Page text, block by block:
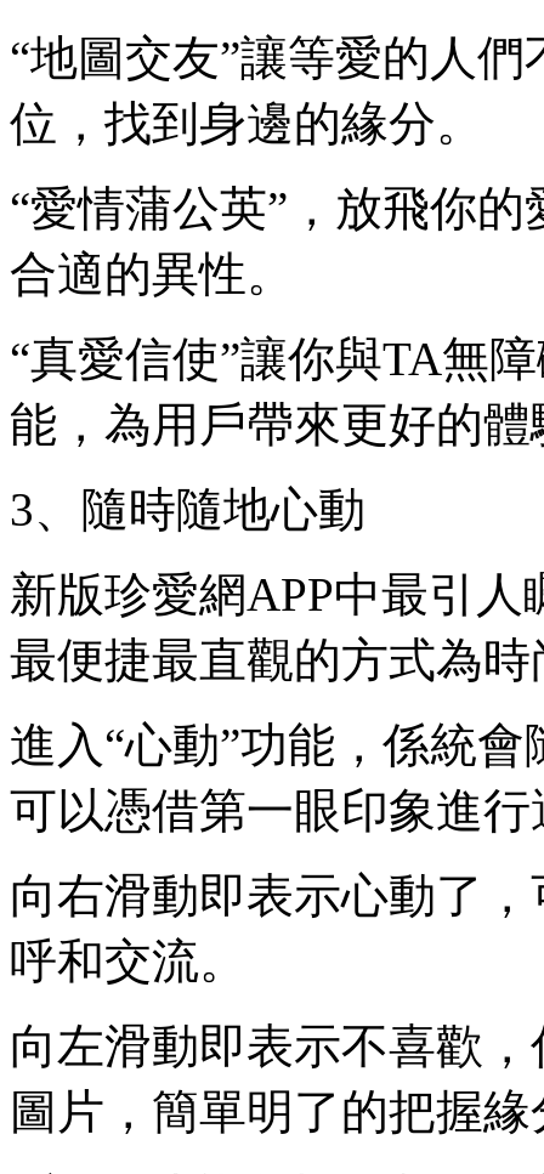
“地圖交友”讓等愛的人
位，找到身邊的緣分。
“愛情蒲公英”，放飛你
合適的異性。
“真愛信使”讓你與TA無
能，為用戶帶來更好的體
3、隨時隨地心動
新版珍愛網APP中最引
最便捷最直觀的方式為
進入“心動”功能，係統
可以憑借第一眼印象進行
向右滑動即表示心動了
呼和交流。
向左滑動即表示不喜歡
圖片，簡單明了的把握緣